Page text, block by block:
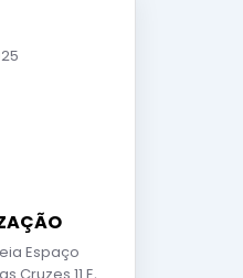
Espaço